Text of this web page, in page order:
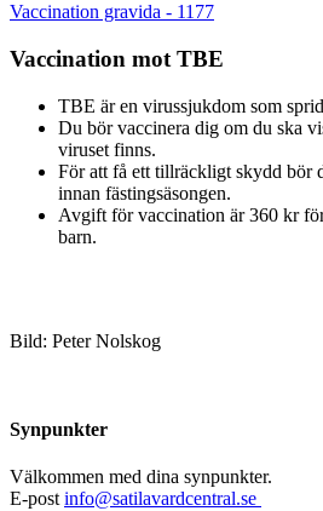
Vaccination gravida - 1177
Vaccination mot TBE
TBE är en virussjukdom som
Du bör vaccinera dig om du ska
viruset finns.
För att få ett tillräckligt skydd bör
innan fästingsäsongen.
Avgift för vaccination är 360 kr
barn.
Bild: Peter Nolskog
Synpunkter
Välkommen med dina synpunkter.
E-postinfo@satilavardcentral.se